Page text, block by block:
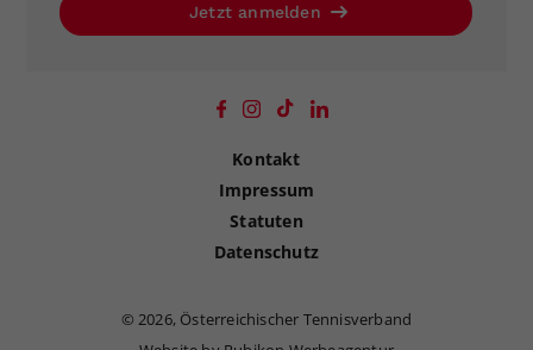
Jetzt anmelden
Kontakt
Impressum
Statuten
Datenschutz
©2026, Österreichischer Tennisverband